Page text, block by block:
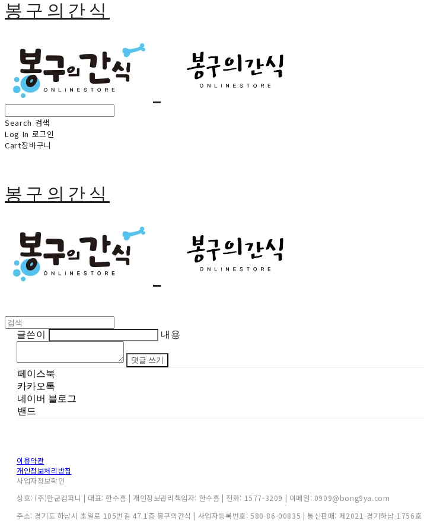
봉구의간식
Search 검색
Log In 로그인
Cart장바구니
봉구의간식
글쓴이 내용
댓글 쓰기
페이스북
카카오톡
네이버 블로그
밴드
이용약관
개인정보처리방침
사업자정보확인
상호: (주)한군컴퍼니 | 대표: 한수흠 | 개인정보관리책임자: 한수흠 | 전화: 1577-3209 | 이메일: 0909@bong9ya.com
주소: 경기도 하남시 초일로 105번길 47 1층 봉구의간식 | 사업자등록번호:580-86-00835 | 통신판매: 제2021-경기하남-1756호